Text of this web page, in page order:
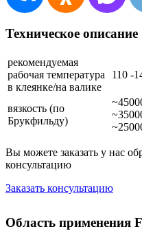
Техническое описание
рекомендуемая
рабочая температура
в клеянке/на валике
110 -
вязкость (по
Брукфильду)
Вы можете заказать у нас
консультацию
Заказать консультацию
Область применения